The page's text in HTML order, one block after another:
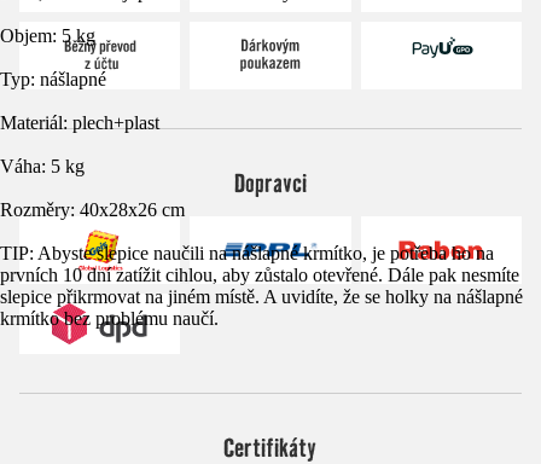
Objem: 5 kg
Typ: nášlapné
Materiál: plech+plast
Váha: 5 kg
Rozměry: 40x28x26 cm
TIP: Abyste slepice naučili na nášlapné krmítko, je potřeba ho na
prvních 10 dní zatížit cihlou, aby zůstalo otevřené. Dále pak nesmíte
slepice přikrmovat na jiném místě. A uvidíte, že se holky na nášlapné
krmítko bez problému naučí.
Dopravci
Certifikáty